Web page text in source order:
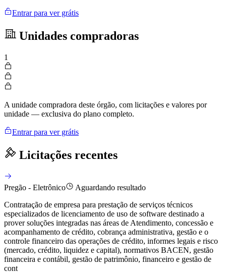
Entrar para ver grátis
Unidades compradoras
1
A unidade compradora deste órgão, com licitações e valores por
unidade — exclusiva do plano completo.
Entrar para ver grátis
Licitações recentes
Pregão - Eletrônico
Aguardando resultado
Contratação de empresa para prestação de serviços técnicos
especializados de licenciamento de uso de software destinado a
prover soluções integradas nas áreas de Atendimento, concessão e
acompanhamento de crédito, cobrança administrativa, gestão e o
controle financeiro das operações de crédito, informes legais e risco
(mercado, crédito, liquidez e capital), normativos BACEN, gestão
financeira e contábil, gestão de patrimônio, financeiro e gestão de
cont